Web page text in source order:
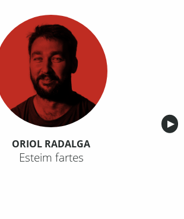
▶︎
ORIOL RADALGA
Esteim fartes